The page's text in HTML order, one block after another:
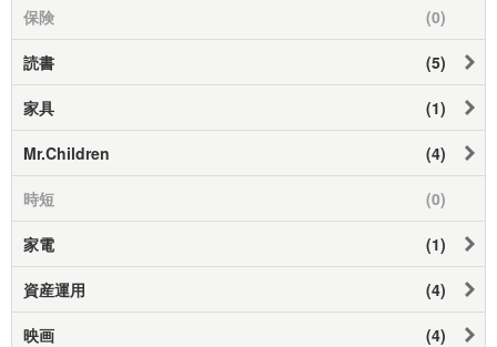
保険 (0)
読書 (5)
家具 (1)
Mr.Children (4)
時短 (0)
家電 (1)
資産運用 (4)
映画 (4)